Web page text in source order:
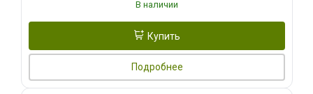
В наличии
Купить
Подробнее